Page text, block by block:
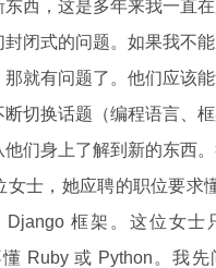
东西，这是多年来我一直
闭式的问题。如果我不
就有问题了。他们应该
切换话题（编程语言、
们身上了解到新的东西。
女士，她应聘的职位要求
Django 框架。这位女士
Ruby 或 Python。我先